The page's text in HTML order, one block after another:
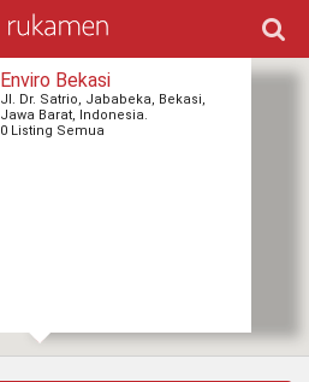
Enviro Bekasi
Jl. Dr. Satrio, Jababeka, Bekasi,
Jawa Barat, Indonesia.
0 Listing Semua